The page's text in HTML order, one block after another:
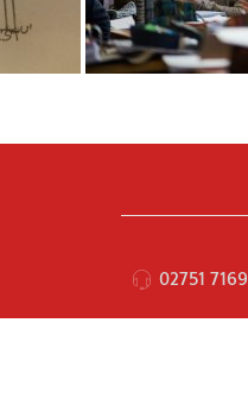
02751 7169